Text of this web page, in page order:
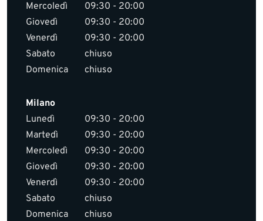
Mercoledì
09:30 - 20:00
Giovedì
09:30 - 20:00
Venerdì
09:30 - 20:00
Sabato
chiuso
Domenica
chiuso
Milano
Lunedì
09:30 - 20:00
Martedì
09:30 - 20:00
Mercoledì
09:30 - 20:00
Giovedì
09:30 - 20:00
Venerdì
09:30 - 20:00
Sabato
chiuso
Domenica
chiuso